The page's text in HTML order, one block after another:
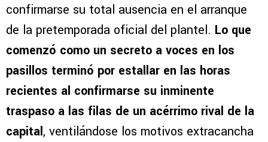
confirmarse su total ausencia en el arranque
de la pretemporada oficial del plantel. Lo que
comenzó como un secreto a voces en los
pasillos terminó por estallar en las horas
recientes al confirmarse su inminente
traspaso a las filas de un acérrimo rival de la
capital, ventilándose los motivos extracancha